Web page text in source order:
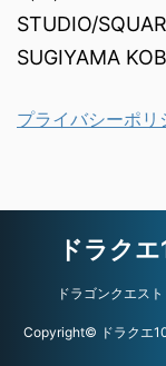
STUDIO/
SUGIYAMA
プライバシーポリ
ドラク
ドラゴンクエス
Copyright© ドラクエ